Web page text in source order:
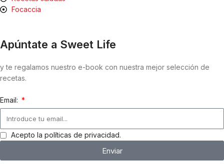
Focaccia
Apúntate a Sweet Life
y te regalamos nuestro e-book con nuestra mejor selección de
recetas.
Email:
Acepto la políticas de privacidad.
Enviar